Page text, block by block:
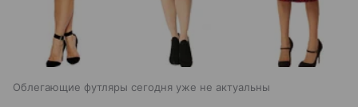
Облегающие футляры сегодня уже не актуальны